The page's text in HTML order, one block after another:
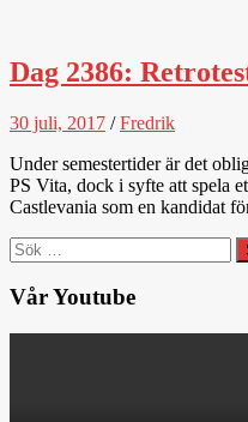
Dag 2386:
30 juli, 2017 /Fredrik
Under semestertider är det
PS Vita, dock i syfte att spela
Castlevania som en kandidat
Sök
efter:
Vår Youtube